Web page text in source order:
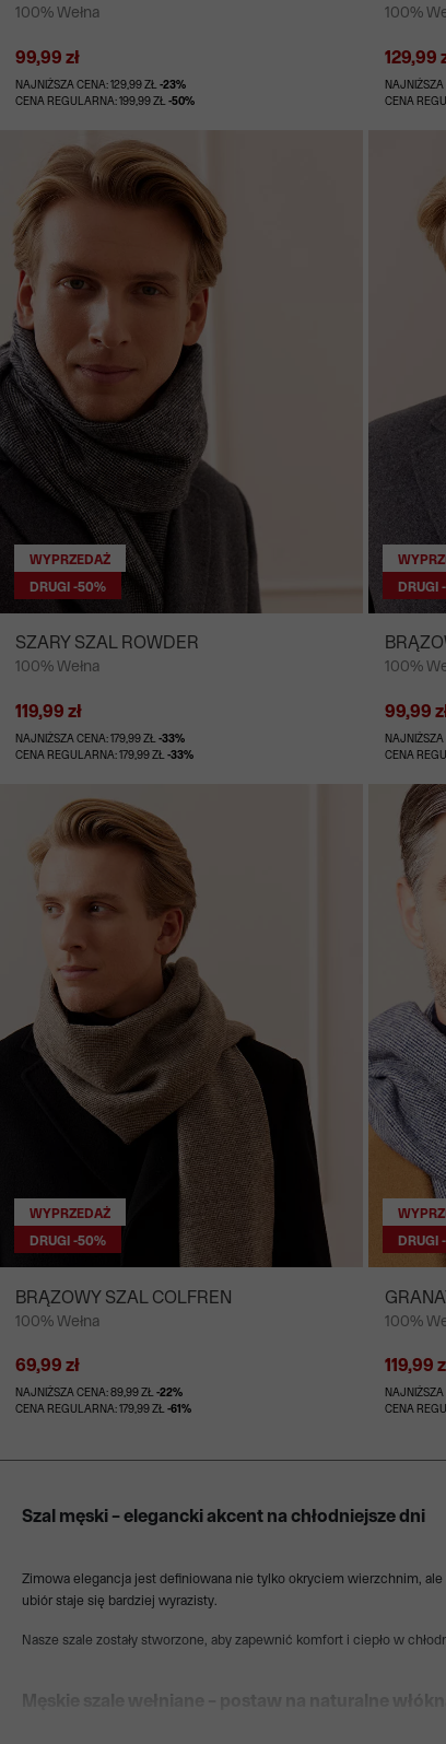
100% Wełna
99,99 zł
NAJNIŻSZA CENA: 129,99 ZŁ-23%
CENA REGULARNA: 199,99 ZŁ-50%
100%
129,99
NAJNIŻSZA
CENA
WYPRZEDAŻ
DRUGI -50%
SZARY SZAL ROWDER
100% Wełna
119,99 zł
NAJNIŻSZA CENA: 179,99 ZŁ-33%
CENA REGULARNA: 179,99 ZŁ-33%
DRUGI
100%
99,99
NAJNIŻSZA
CENA
WYPRZEDAŻ
DRUGI -50%
BRĄZOWY SZAL COLFREN
100% Wełna
69,99 zł
NAJNIŻSZA CENA: 89,99 ZŁ-22%
CENA REGULARNA: 179,99 ZŁ-61%
DRUGI
100%
119,99
NAJNIŻSZA
CENA
Szal męski – elegancki akcent na chłodniejsze dni
Zimowa elegancja jest definiowana nie tylko okryciem wierzchnim,
ubiór staje się bardziej wyrazisty.
Nasze szale zostały stworzone, aby zapewnić komfort i ciepło w
Męskie szale wełniane – postaw na naturalne włókna